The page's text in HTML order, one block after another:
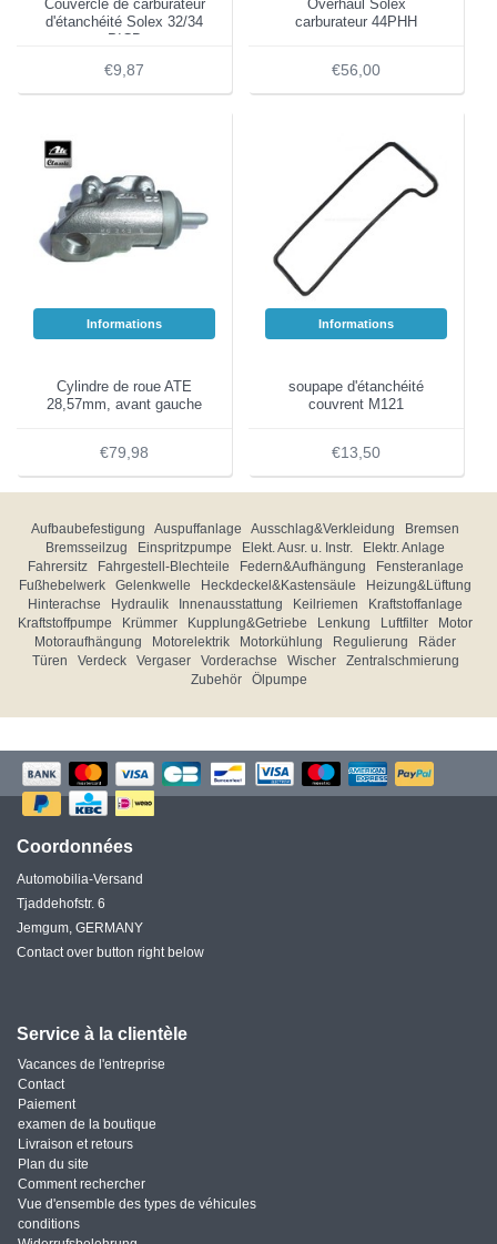
Couvercle de carburateur
d'étanchéité Solex 32/34
PICB
€9,87
Overhaul Solex
carburateur 44PHH
€56,00
Informations
Cylindre de roue ATE
28,57mm, avant gauche
€79,98
Informations
soupape d'étanchéité
couvrent M121
€13,50
Aufbaubefestigung Auspuffanlage Ausschlag&Verkleidung
Bremsen
Bremsseilzug
Einspritzpumpe Elekt. Ausr. u. Instr.
Elektr. Anlage
Fahrersitz
Fahrgestell-Blechteile Federn&Aufhängung
Fensteranlage
Fußhebelwerk
Gelenkwelle Heckdeckel&Kastensäule
Heizung&Lüftung
Hinterachse
Hydraulik Innenausstattung Keilriemen
Kraftstoffanlage
Kraftstoffpumpe
Krümmer Kupplung&Getriebe Lenkung Luftfilter
Motor
Motoraufhängung
Motorelektrik Motorkühlung Regulierung
Räder
Türen
Verdeck Vergaser Vorderachse Wischer
Zentralschmierung
Zubehör
Ölpumpe
Coordonnées
Automobilia-Versand
Tjaddehofstr. 6
Jemgum, GERMANY
Contact over button right below
Service à la clientèle
Vacances de l'entreprise
Contact
Paiement
examen de la boutique
Livraison et retours
Plan du site
Comment rechercher
Vue d'ensemble des types de véhicules
conditions